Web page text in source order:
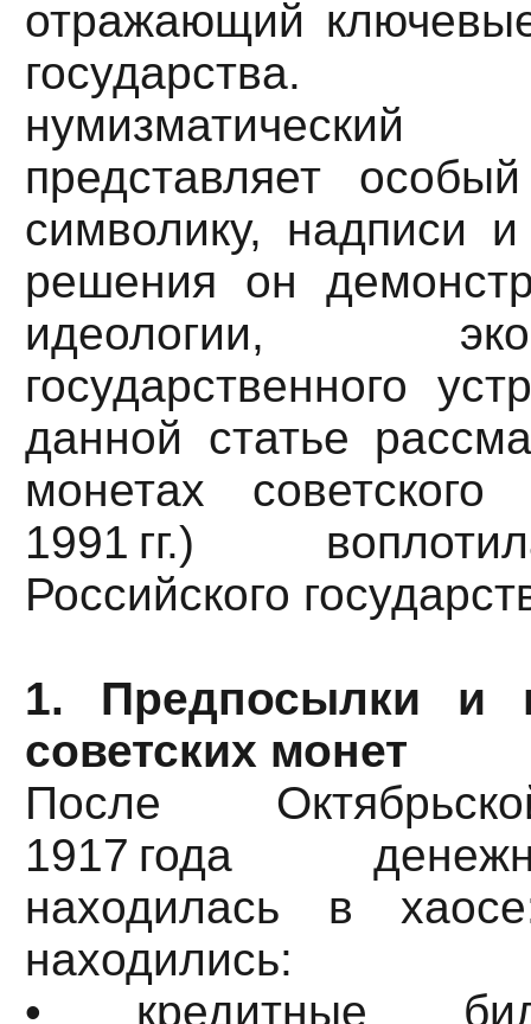
отражающий
государства.
представляет
символику, надписи
решения он
идеологии,
государственного
данной статье
монетах
1991 гг.)
Российского
1. Предпосылки и
советских монет
После
1917 года
находилась в
находились:
• кредитные